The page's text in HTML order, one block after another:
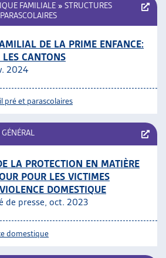
FAMILIALE » STRUCTURES
DE LA PRIME ENFANCE:
CANTONS
2024
pré et parascolaires
LA PROTECTION EN MATIÈRE
POUR LES VICTIMES
DOMESTIQUE
de presse, oct. 2023
domestique